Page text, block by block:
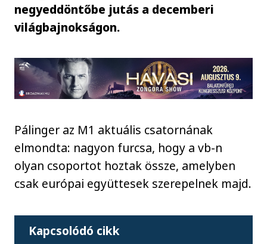
negyeddöntőbe jutás a decemberi
világbajnokságon.
Pálinger az M1 aktuális csatornának
elmondta: nagyon furcsa, hogy a vb-n
olyan csoportot hoztak össze, amelyben
csak európai együttesek szerepelnek majd.
Kapcsolódó cikk